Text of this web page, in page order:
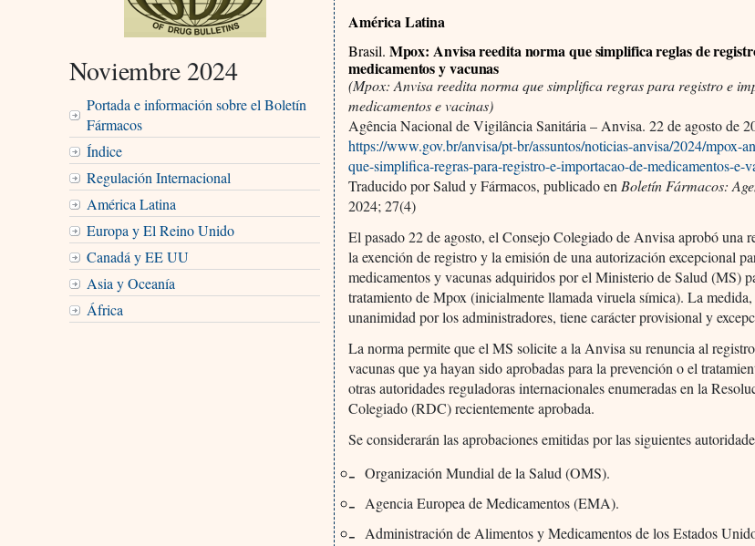
Noviembre 2024
Portada e información sobre el Boletín
Fármacos
Índice
Regulación Internacional
América Latina
Europa y El Reino Unido
Canadá y EE UU
Asia y Oceanía
África
América Latina
Brasil. Mpox: Anvisa reedita norma que simplifica reglas de
medicamentos y vacunas
(Mpox: Anvisa reedita norma que simplifica regras para registro e
medicamentos e vacinas)
Agência Nacional de Vigilância Sanitária – Anvisa. 22 de agosto de
https://www.gov.br/anvisa/pt-br/assuntos/noticias-anvisa/2024/mpox-
que-simplifica-regras-para-registro-e-importacao-de-medicamentos-e-
Traducido por Salud y Fármacos, publicado enBoletín Fármacos:
2024; 27(4)
El pasado 22 de agosto, el Consejo Colegiado de Anvisa aprobó una
la exención de registro y la emisión de una autorización excepcional
medicamentos y vacunas adquiridos por el Ministerio de Salud (MS)
tratamiento de Mpox (inicialmente llamada viruela símica). La
unanimidad por los administradores, tiene carácter provisional y
La norma permite que el MS solicite a la Anvisa su renuncia al
vacunas que ya hayan sido aprobadas para la prevención o el
otras autoridades reguladoras internacionales enumeradas en la
Colegiado (RDC) recientemente aprobada.
Se considerarán las aprobaciones emitidas por las siguientes
Organización Mundial de la Salud (OMS).
Agencia Europea de Medicamentos (EMA).
Administración de Alimentos y Medicamentos de los Estados